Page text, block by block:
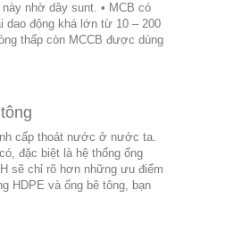
nhờ dây sunt. • MCB có
dao động khá lớn từ 10 – 200
thấp còn MCCB được dùng
cấp thoát nước ở nước ta.
đặc biệt là hệ thống ống
sẽ chỉ rõ hơn những ưu điểm
HDPE và ống bê tông, bạn